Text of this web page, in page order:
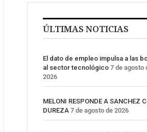
ÚLTIMAS NOTICIAS
El dato de empleo impulsa a las
al sector tecnológico 7 de agosto
2026
MELONI RESPONDE A SANCHEZ
DUREZA 7 de agosto de 2026